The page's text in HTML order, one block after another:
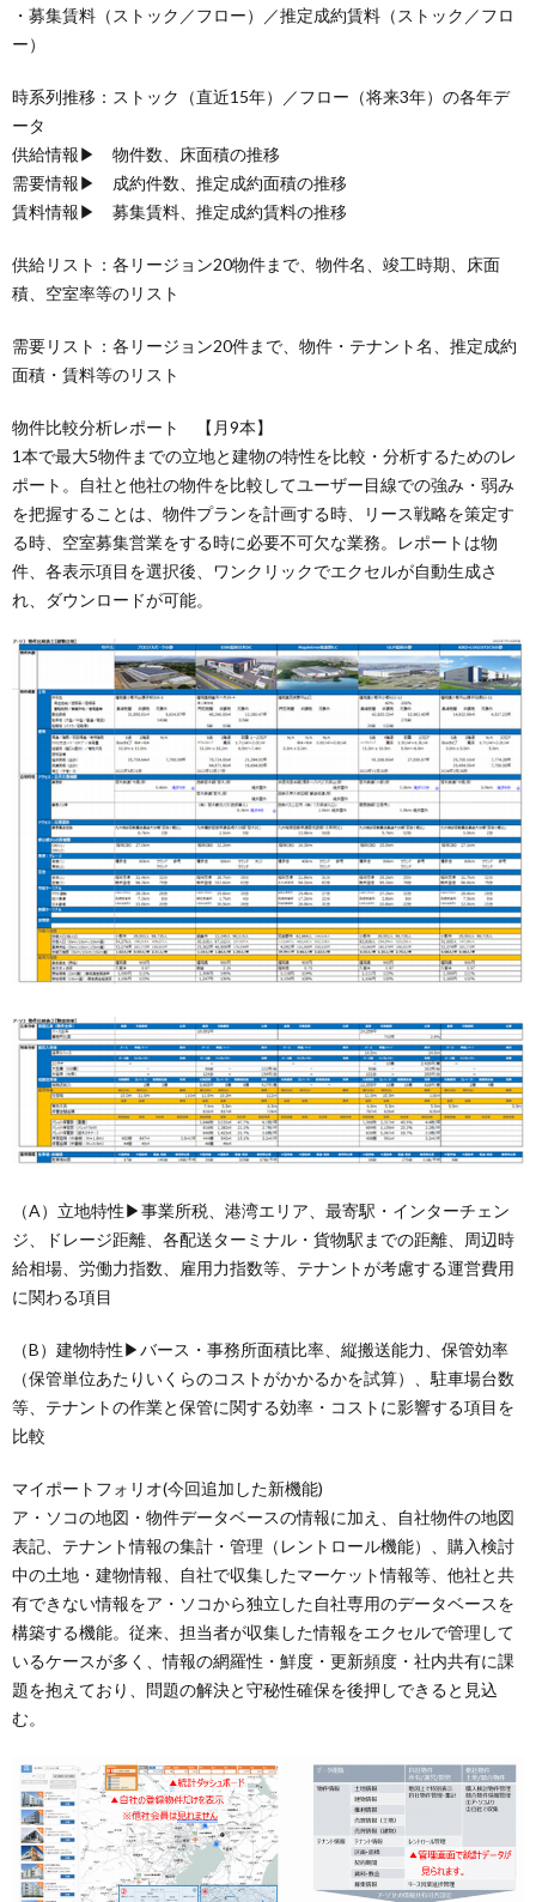
・募集賃料（ストック／フロー）／推定成約賃料（ストック／フロ
ー）
時系列推移：ストック（直近15年）／フロー（将来3年）の各年デ
ータ
供給情報▶ 物件数、床面積の推移
需要情報▶ 成約件数、推定成約面積の推移
賃料情報▶ 募集賃料、推定成約賃料の推移
供給リスト：各リージョン20物件まで、物件名、竣工時期、床面
積、空室率等のリスト
需要リスト：各リージョン20件まで、物件・テナント名、推定成約
面積・賃料等のリスト
物件比較分析レポート 【月9本】
1本で最大5物件までの立地と建物の特性を比較・分析するためのレ
ポート。自社と他社の物件を比較してユーザー目線での強み・弱み
を把握することは、物件プランを計画する時、リース戦略を策定す
る時、空室募集営業をする時に必要不可欠な業務。レポートは物
件、各表示項目を選択後、ワンクリックでエクセルが自動生成さ
れ、ダウンロードが可能。
（A）立地特性▶事業所税、港湾エリア、最寄駅・インターチェン
ジ、ドレージ距離、各配送ターミナル・貨物駅までの距離、周辺時
給相場、労働力指数、雇用力指数等、テナントが考慮する運営費用
に関わる項目
（B）建物特性▶バース・事務所面積比率、縦搬送能力、保管効率
（保管単位あたりいくらのコストがかかるかを試算）、駐車場台数
等、テナントの作業と保管に関する効率・コストに影響する項目を
比較
マイポートフォリオ(今回追加した新機能)
ア・ソコの地図・物件データベースの情報に加え、自社物件の地図
表記、テナント情報の集計・管理（レントロール機能）、購入検討
中の土地・建物情報、自社で収集したマーケット情報等、他社と共
有できない情報をア・ソコから独立した自社専用のデータベースを
構築する機能。従来、担当者が収集した情報をエクセルで管理して
いるケースが多く、情報の網羅性・鮮度・更新頻度・社内共有に課
題を抱えており、問題の解決と守秘性確保を後押しできると見込
む。